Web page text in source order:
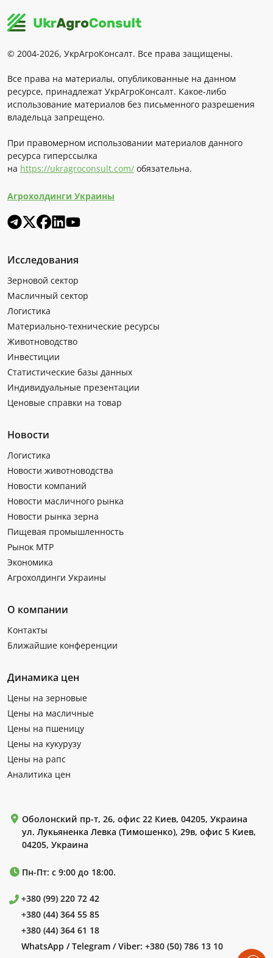
© 2004-2026, УкрАгроКонсалт. Все права защищены.
Все права на материалы, опубликованные на данном
ресурсе, принадлежат УкрАгроКонсалт. Какое-либо
использование материалов без письменного разрешения
владельца запрещено.
При правомерном использовании материалов данного
ресурса гиперссылка
на https://ukragroconsult.com/ обязательна.
Агрохолдинги Украины
Исследования
Зерновой сектор
Масличный сектор
Логистика
Материально-технические ресурсы
Животноводство
Инвестиции
Статистические базы данных
Индивидуальные презентации
Ценовые справки на товар
Новости
Логистика
Новости животноводства
Новости компаний
Новости масличного рынка
Новости рынка зерна
Пищевая промышленность
Рынок МТР
Экономика
Агрохолдинги Украины
О компании
Контакты
Ближайшие конференции
Динамика цен
Цены на зерновые
Цены на масличные
Цены на пшеницу
Цены на кукурузу
Цены на рапс
Аналитика цен
Оболонский пр-т, 26, офис 22 Киев, 04205, Украина
ул. Лукьяненка Левка (Тимошенко), 29в, офис 5 Киев,
04205, Украина
Пн-Пт: с 9:00 до 18:00.
+380 (99) 220 72 42
+380 (44) 364 55 85
+380 (44) 364 61 18
WhatsApp / Telegram / Viber: +380 (50) 786 13 10